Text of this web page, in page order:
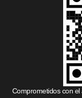
Comprometidos con el